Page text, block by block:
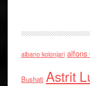
albano kolonjari alfons
Bushati Astrit